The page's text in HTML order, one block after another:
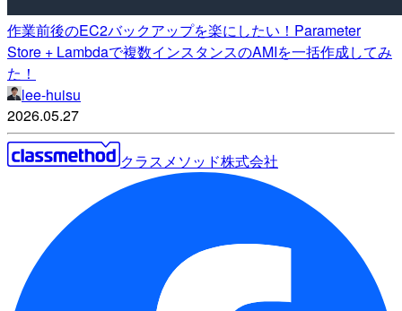
作業前後のEC2バックアップを楽にしたい！Parameter
Store + Lambdaで複数インスタンスのAMIを一括作成してみ
た！
lee-huisu
2026.05.27
クラスメソッド株式会社